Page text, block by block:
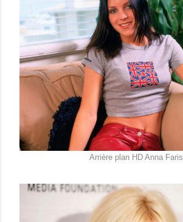
Arrière plan HD Anna Faris